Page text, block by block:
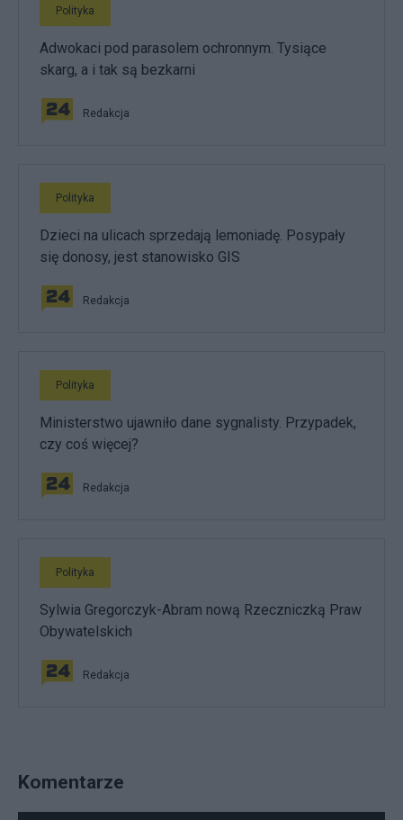
Polityka
Adwokaci pod parasolem ochronnym. Tysiące
skarg, a i tak są bezkarni
Redakcja
Polityka
Dzieci na ulicach sprzedają lemoniadę. Posypały
się donosy, jest stanowisko GIS
Redakcja
Polityka
Ministerstwo ujawniło dane sygnalisty. Przypadek,
czy coś więcej?
Redakcja
Polityka
Sylwia Gregorczyk-Abram nową Rzeczniczką Praw
Obywatelskich
Redakcja
Komentarze